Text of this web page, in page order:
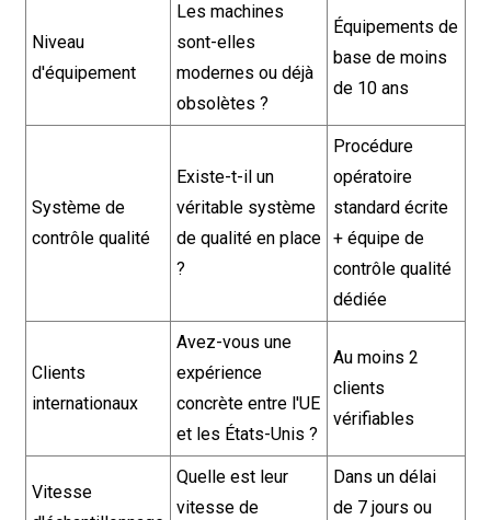
Niveau
d'équipement
Les machines
sont-elles
modernes ou déjà
obsolètes ?
Équipements de
base de moins
de 10 ans
Système de
contrôle qualité
Existe-t-il un
véritable système
de qualité en place
?
Procédure
opératoire
standard écrite
+ équipe de
contrôle qualité
dédiée
Clients
internationaux
Avez-vous une
expérience
concrète entre l'UE
et les États-Unis ?
Au moins 2
clients
vérifiables
Vitesse
Quelle est leur
vitesse de
Dans un délai
de 7 jours ou